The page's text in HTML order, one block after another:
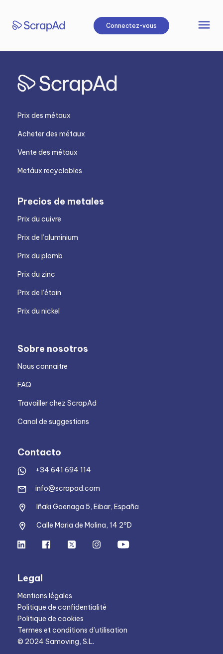
contenu
Connectez-vous menu
Prix des métaux
Acheter des métaux
Vente des métaux
Metáux recyclables
Precios de metales
Prix du cuivre
Prix de l’aluminium
Prix du plomb
Prix du zinc
Prix de l’étain
Prix du nickel
Sobre nosotros
Nous connaitre
FAQ
Travailler chez ScrapAd
Canal de suggestions
Contacto
+34 641 694 114
info@scrapad.com
Iñaki Goenaga 5, Eibar, España
Calle Maria de Molina, 14 2ºD
Legal
Mentions légales
Politique de confidentialité
Politique de cookies
Termes et conditions d’utilisation
© 2024 Samoving, S.L.